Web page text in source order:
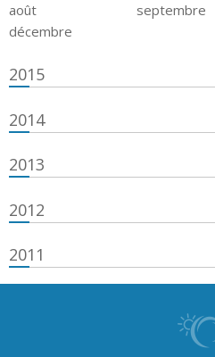
août
septembre
décembre
2015
2014
2013
2012
2011